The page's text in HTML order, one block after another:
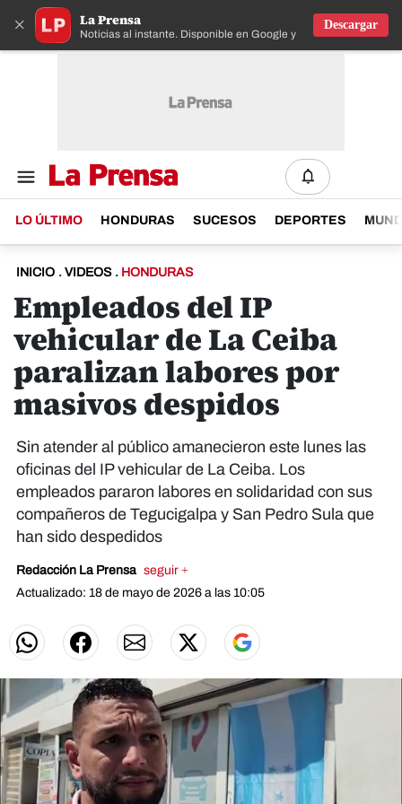
× La Prensa
Noticias al instante. Disponible en Google y IOS
Descargar
LO ÚLTIMO HONDURAS SUCESOS DEPORTES
INICIO . VIDEOS . HONDURAS
Empleados del IP
vehicular de La Ceiba
paralizan labores por
masivos despidos
Sin atender al público amanecieron este lunes las
oficinas del IP vehicular de La Ceiba. Los
empleados pararon labores en solidaridad con sus
compañeros de Tegucigalpa y San Pedro Sula que
han sido despedidos
Redacción La Prensa seguir +
Actualizado: 18 de mayo de 2026 a las 10:05